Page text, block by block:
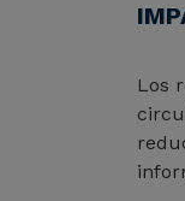
Los